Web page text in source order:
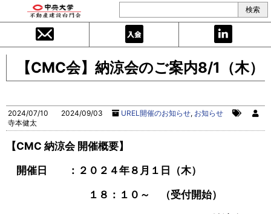
【CMC会】納涼会のご案内8/1（木）
2024/07/10 2024/09/03 UREL開催のお知らせ, お知らせ
寺本健太
【CMC 納涼会 開催概要】
開催日 ：２０２４年８ 月１日（木）
１８：１ ０～ （受付開始）